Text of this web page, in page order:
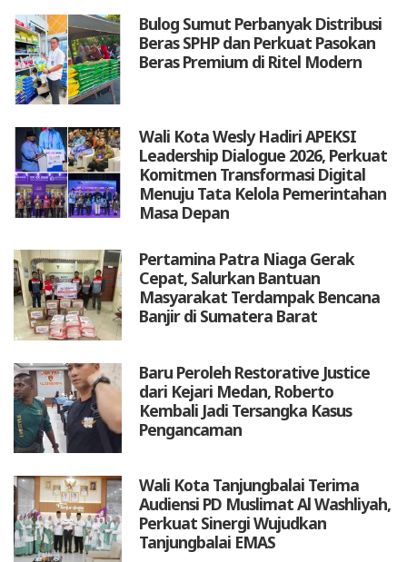
Bulog Sumut Perbanyak Distribusi
Beras SPHP dan Perkuat Pasokan
Beras Premium di Ritel Modern
Wali Kota Wesly Hadiri APEKSI
Leadership Dialogue 2026, Perkuat
Komitmen Transformasi Digital
Menuju Tata Kelola Pemerintahan
Masa Depan
Pertamina Patra Niaga Gerak
Cepat, Salurkan Bantuan
Masyarakat Terdampak Bencana
Banjir di Sumatera Barat
Baru Peroleh Restorative Justice
dari Kejari Medan, Roberto
Kembali Jadi Tersangka Kasus
Pengancaman
Wali Kota Tanjungbalai Terima
Audiensi PD Muslimat Al Washliyah,
Perkuat Sinergi Wujudkan
Tanjungbalai EMAS